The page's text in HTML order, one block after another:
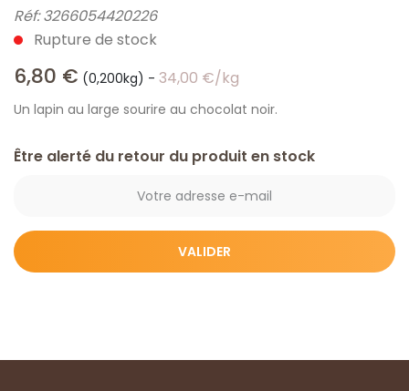
Réf:3266054420226
Rupture de stock
6,80 € (0,200kg) - 34,00 €/kg
Un lapin au large sourire au chocolat noir.
Être alerté du retour du produit en stock